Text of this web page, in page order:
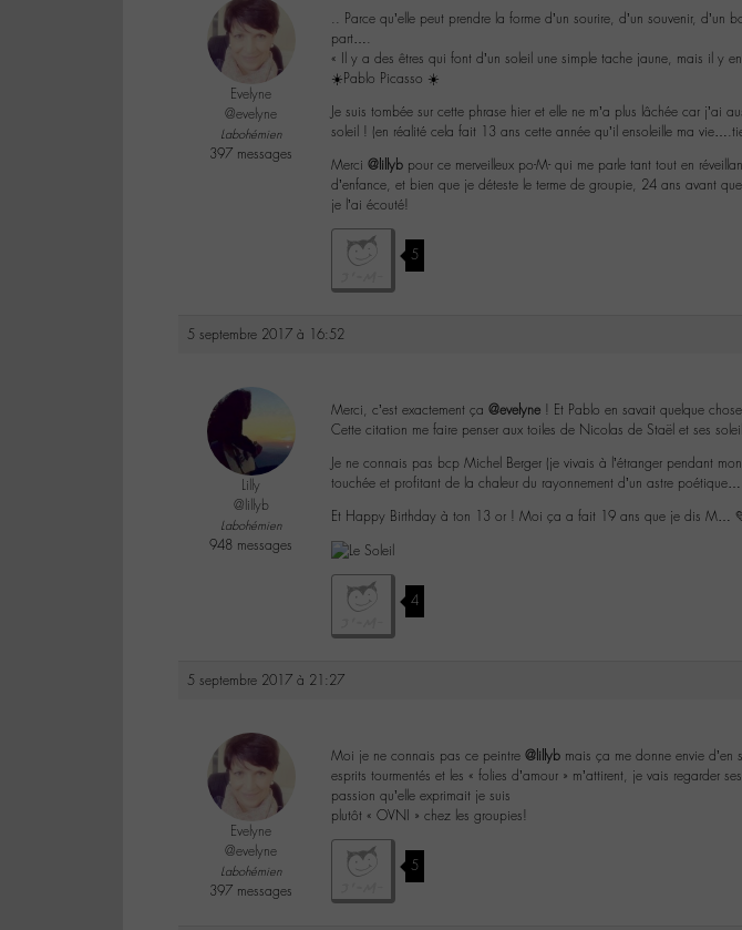
Evelyne
@evelyne
Labohémien
397 messages
.. Parce qu’elle peut prendre la forme d’un sourire, d’un souvenir,
part….
« Il y a des êtres qui font d’un soleil une simple tache jaune, mais il y
☀️Pablo Picasso ☀️
Je suis tombée sur cette phrase hier et elle ne m’a plus lâchée car
soleil ! (en réalité cela fait 13 ans cette année qu’il ensoleille ma
Merci @lillyb pour ce merveilleux po-M- qui me parle tant tout en
d’enfance, et bien que je déteste le terme de groupie, 24 ans avant
je l’ai écouté!
5
5 septembre 2017 à 16:52
Lilly
@lillyb
Labohémien
948 messages
Merci, c’est exactement ça @evelyne ! Et Pablo en savait quelque
Cette citation me faire penser aux toiles de Nicolas de Staël et ses
Je ne connais pas bcp Michel Berger (je vivais à l’étranger pendant
touchée et profitant de la chaleur du rayonnement d’un astre poétique…
Et Happy Birthday à ton 13 or ! Moi ça a fait 19 ans que je dis M…
4
5 septembre 2017 à 21:27
Evelyne
@evelyne
Labohémien
397 messages
Moi je ne connais pas ce peintre @lillyb mais ça me donne envie d’en
esprits tourmentés et les « folies d’amour » m’attirent, je vais regarder
passion qu’elle exprimait je suis
plutôt « OVNI » chez les groupies!
5